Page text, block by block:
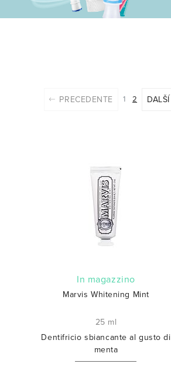
PRECEDENTE 1 2 DALŠÍ
In magazzino
Marvis Whitening Mint
25 ml
Dentifricio sbiancante al gusto di
menta